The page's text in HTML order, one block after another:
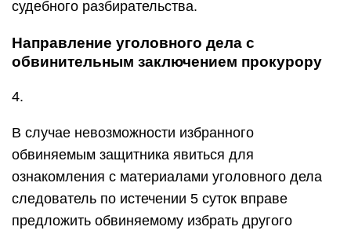
судебного разбирательства.
Направление уголовного дела с
обвинительным заключением прокурору
4.
В случае невозможности избранного
обвиняемым защитника явиться для
ознакомления с материалами уголовного дела
следователь по истечении 5 суток вправе
предложить обвиняемому избрать другого